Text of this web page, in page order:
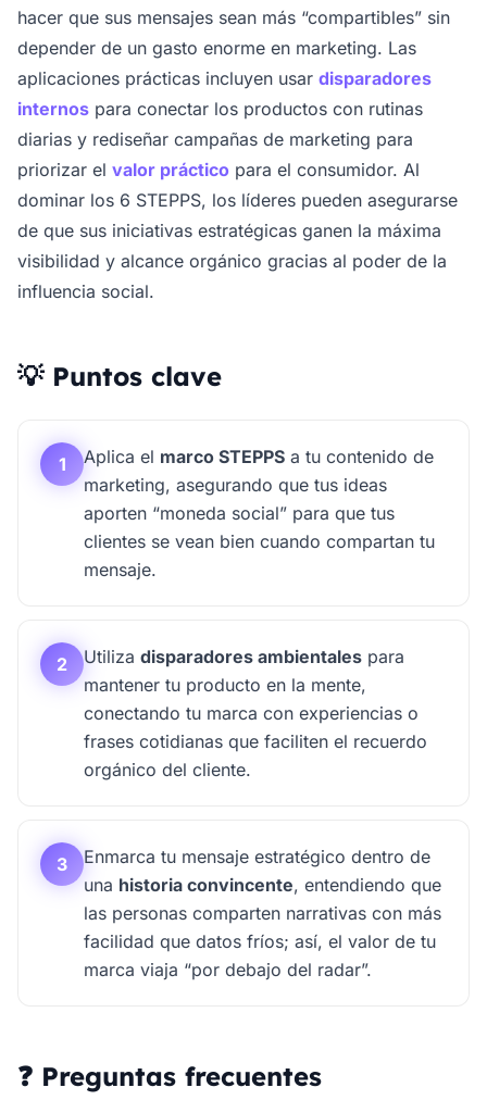
hacer que sus mensajes sean más “compartibles” sin
depender de un gasto enorme en marketing. Las
aplicaciones prácticas incluyen usar disparadores
internos para conectar los productos con rutinas
diarias y rediseñar campañas de marketing para
priorizar el valor práctico para el consumidor. Al
dominar los 6 STEPPS, los líderes pueden asegurarse
de que sus iniciativas estratégicas ganen la máxima
visibilidad y alcance orgánico gracias al poder de la
influencia social.
💡 Puntos clave
1 Aplica el marco STEPPS a tu contenido de
marketing, asegurando que tus ideas
aporten “moneda social” para que tus
clientes se vean bien cuando compartan tu
mensaje.
2 Utiliza disparadores ambientales para
mantener tu producto en la mente,
conectando tu marca con experiencias o
frases cotidianas que faciliten el recuerdo
orgánico del cliente.
3
Enmarca tu mensaje estratégico dentro de
una historia convincente, entendiendo que
las personas comparten narrativas con más
facilidad que datos fríos; así, el valor de tu
marca viaja “por debajo del radar”.
❓ Preguntas frecuentes